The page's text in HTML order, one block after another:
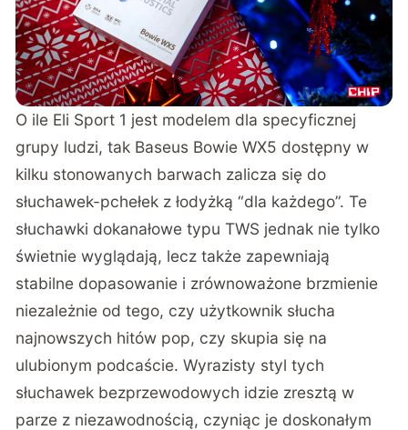
O ile Eli Sport 1 jest modelem dla specyficznej
grupy ludzi, tak Baseus Bowie WX5 dostępny w
kilku stonowanych barwach zalicza się do
słuchawek-pchełek z łodyżką “dla każdego”. Te
słuchawki dokanałowe typu TWS jednak nie tylko
świetnie wyglądają, lecz także zapewniają
stabilne dopasowanie i zrównoważone brzmienie
niezależnie od tego, czy użytkownik słucha
najnowszych hitów pop, czy skupia się na
ulubionym podcaście. Wyrazisty styl tych
słuchawek bezprzewodowych idzie zresztą w
parze z niezawodnością, czyniąc je doskonałym